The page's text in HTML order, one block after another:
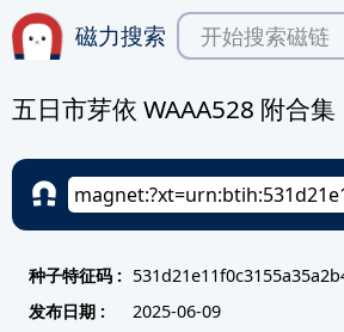
磁力搜索
五日市芽依 WAAA528 附合集
种子特征码 :
发布日期 :
2025-06-09